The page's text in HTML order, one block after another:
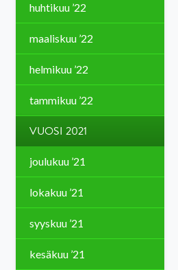
huhtikuu ’22
maaliskuu ’22
helmikuu ’22
tammikuu ’22
VUOSI 2021
joulukuu ’21
lokakuu ’21
syyskuu ’21
kesäkuu ’21